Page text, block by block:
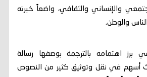
والإنساني والثقافي، واضعاً خبرته
والوطن.
برز اهتمامه بالترجمة بوصفها رسالة
أسهم في نقل وتوثيق كثير من النصوص